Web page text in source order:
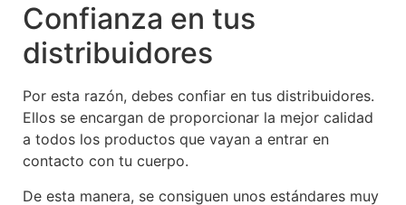
Confianza en tus
distribuidores
Por esta razón, debes confiar en tus distribuidores.
Ellos se encargan de proporcionar la mejor calidad
a todos los productos que vayan a entrar en
contacto con tu cuerpo.
De esta manera, se consiguen unos estándares muy